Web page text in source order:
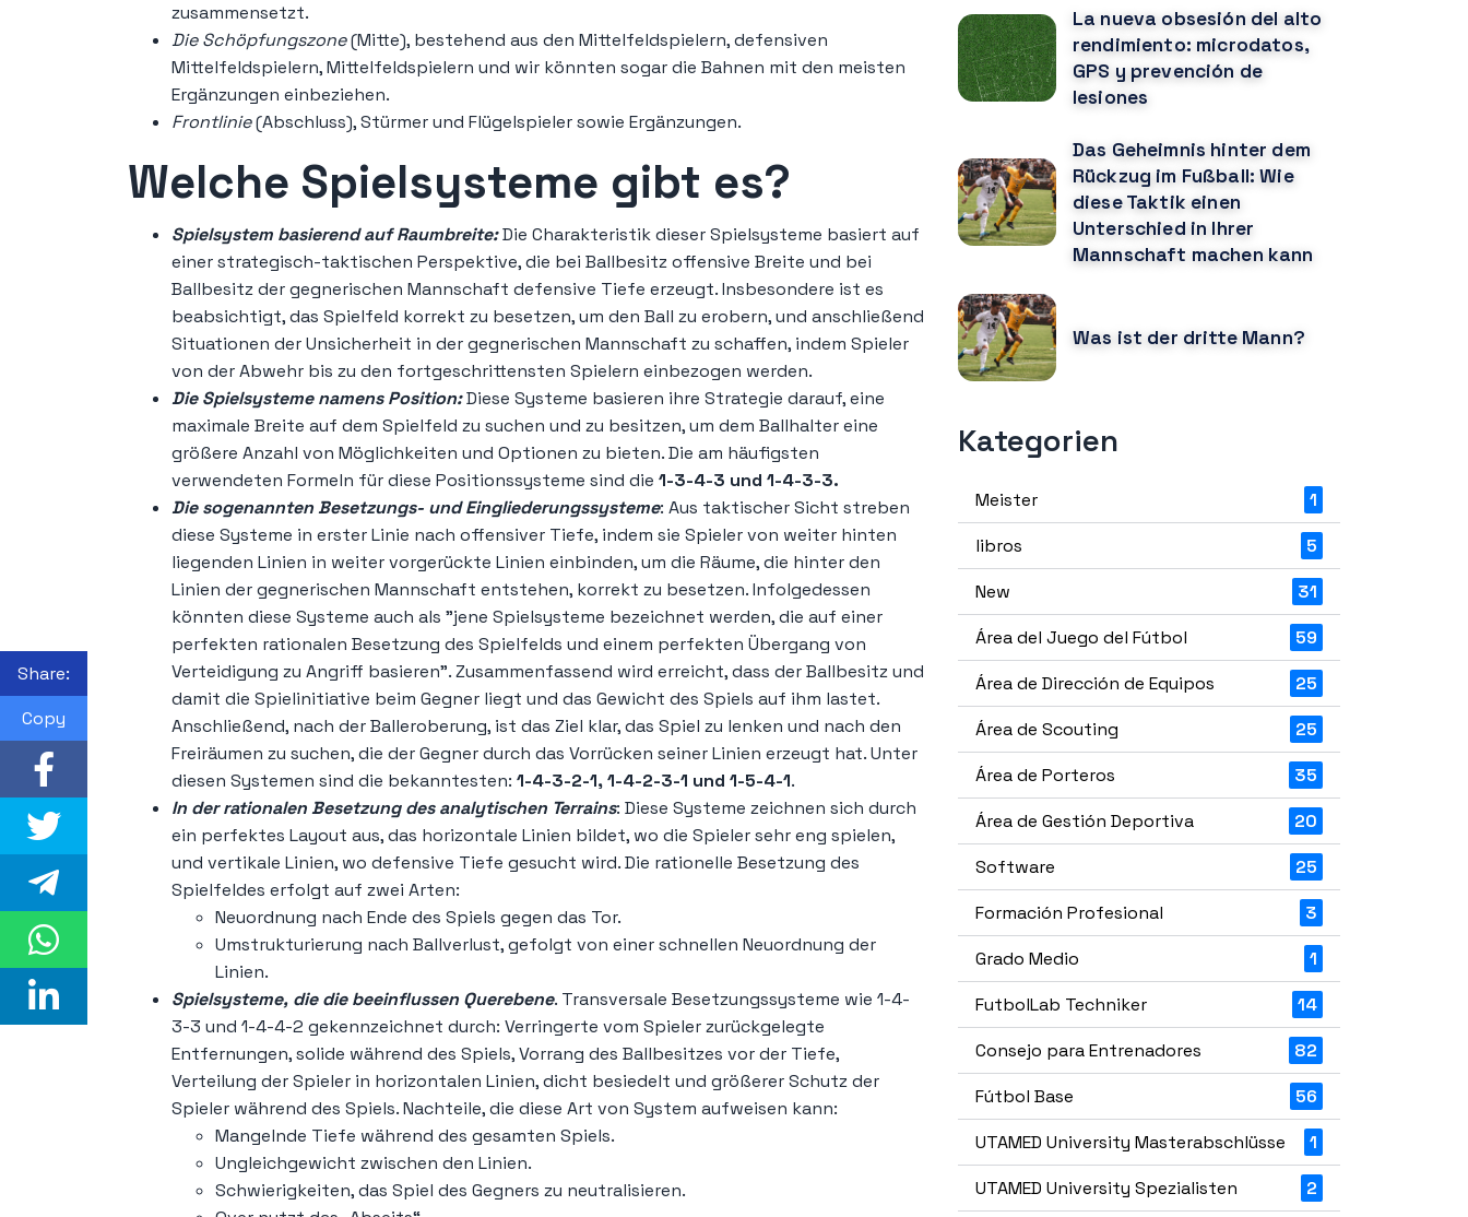
zusammensetzt.
Die Schöpfungszone(Mitte), bestehend aus den Mittelfeldspielern, defensiven
Mittelfeldspielern, Mittelfeldspielern und wir könnten sogar die Bahnen mit den meisten
Ergänzungen einbeziehen.
Frontlinie(Abschluss), Stürmer und Flügelspieler sowie Ergänzungen.
Welche Spielsysteme gibt es?
Spielsystem basierend auf Raumbreite:Die Charakteristik dieser Spielsysteme basiert auf
einer strategisch-taktischen Perspektive, die bei Ballbesitz offensive Breite und bei
Ballbesitz der gegnerischen Mannschaft defensive Tiefe erzeugt. Insbesondere ist es
beabsichtigt, das Spielfeld korrekt zu besetzen, um den Ball zu erobern, und anschließend
Situationen der Unsicherheit in der gegnerischen Mannschaft zu schaffen, indem Spieler
von der Abwehr bis zu den fortgeschrittensten Spielern einbezogen werden.
Die Spielsysteme namens Position:Diese Systeme basieren ihre Strategie darauf, eine
maximale Breite auf dem Spielfeld zu suchen und zu besitzen, um dem Ballhalter eine
größere Anzahl von Möglichkeiten und Optionen zu bieten. Die am häufigsten
verwendeten Formeln für diese Positionssysteme sind die 1-3-4-3 und 1-4-3-3.
Die sogenannten Besetzungs- und Eingliederungssysteme: Aus taktischer Sicht streben
diese Systeme in erster Linie nach offensiver Tiefe, indem sie Spieler von weiter hinten
liegenden Linien in weiter vorgerückte Linien einbinden, um die Räume, die hinter den
Linien der gegnerischen Mannschaft entstehen, korrekt zu besetzen. Infolgedessen
könnten diese Systeme auch als "jene Spielsysteme bezeichnet werden, die auf einer
perfekten rationalen Besetzung des Spielfelds und einem perfekten Übergang von
Verteidigung zu Angriff basieren". Zusammenfassend wird erreicht, dass der Ballbesitz und
damit die Spielinitiative beim Gegner liegt und das Gewicht des Spiels auf ihm lastet.
Anschließend, nach der Balleroberung, ist das Ziel klar, das Spiel zu lenken und nach den
Freiräumen zu suchen, die der Gegner durch das Vorrücken seiner Linien erzeugt hat. Unter
diesen Systemen sind die bekanntesten: 1-4-3-2-1, 1-4-2-3-1 und 1-5-4-1.
In der rationalen Besetzung des analytischen Terrains: Diese Systeme zeichnen sich durch
ein perfektes Layout aus, das horizontale Linien bildet, wo die Spieler sehr eng spielen,
und vertikale Linien, wo defensive Tiefe gesucht wird. Die rationelle Besetzung des
Spielfeldes erfolgt auf zwei Arten:
Neuordnung nach Ende des Spiels gegen das Tor.
Umstrukturierung nach Ballverlust, gefolgt von einer schnellen Neuordnung der
Linien.
Spielsysteme, die die beeinflussen Querebene. Transversale Besetzungssysteme wie 1-4-
3-3 und 1-4-4-2 gekennzeichnet durch: Verringerte vom Spieler zurückgelegte
Entfernungen, solide während des Spiels, Vorrang des Ballbesitzes vor der Tiefe,
Verteilung der Spieler in horizontalen Linien, dicht besiedelt und größerer Schutz der
Spieler während des Spiels. Nachteile, die diese Art von System aufweisen kann:
Mangelnde Tiefe während des gesamten Spiels.
Ungleichgewicht zwischen den Linien.
Schwierigkeiten, das Spiel des Gegners zu neutralisieren.
La nueva obsesión del alto
rendimiento: microdatos,
GPS y prevención de
lesiones
Das Geheimnis hinter dem
Rückzug im Fußball: Wie
diese Taktik einen
Unterschied in Ihrer
Mannschaft machen kann
Was ist der dritte Mann?
Kategorien
Meister
1
libros
5
New
31
Área del Juego del Fútbol
59
Área de Dirección de Equipos
25
Área de Scouting
25
Área de Porteros
35
Área de Gestión Deportiva
20
Software
25
Formación Profesional
3
Grado Medio
1
FutbolLab Techniker
14
Consejo para Entrenadores
82
Fútbol Base
56
UTAMED University Masterabschlüsse
1
UTAMED University Spezialisten
2
Share:
Copy